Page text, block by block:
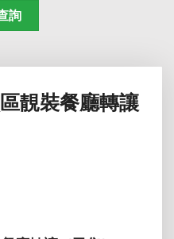
詢
靚裝餐廳轉讓